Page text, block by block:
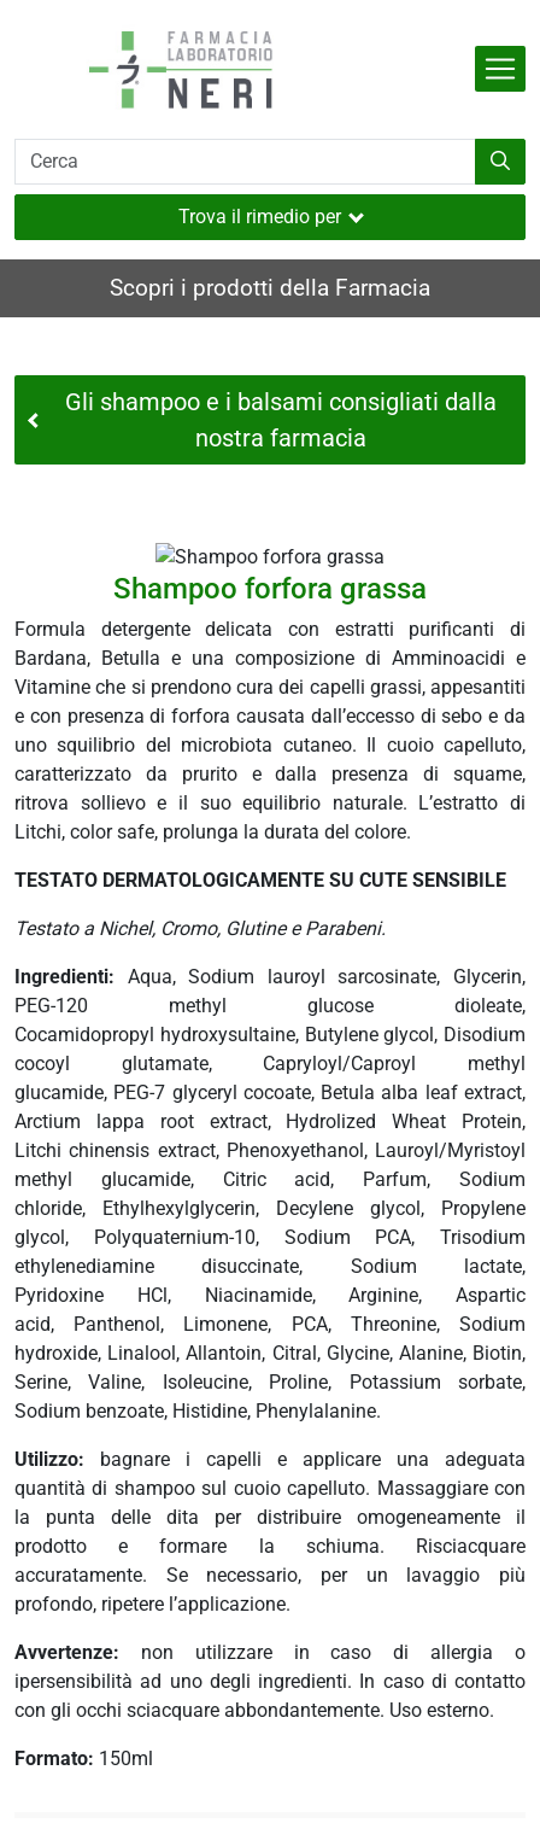
Trova il rimedio per
Scopri i prodotti della Farmacia
insetti
muscoli
fisico
Gli shampoo e i balsami consigliati dalla
nostra farmacia
Shampoo forfora grassa
Formula detergente delicata con estratti purificanti di
Bardana, Betulla e una composizione di Amminoacidi e
Vitamine che si prendono cura dei capelli grassi, appesantiti
e con presenza di forfora causata dall’eccesso di sebo e da
uno squilibrio del microbiota cutaneo. Il cuoio capelluto,
caratterizzato da prurito e dalla presenza di squame,
ritrova sollievo e il suo equilibrio naturale. L’estratto di
Litchi, color safe, prolunga la durata del colore.
TESTATO DERMATOLOGICAMENTE SU CUTE SENSIBILE
Testato a Nichel, Cromo, Glutine e Parabeni.
Ingredienti: Aqua, Sodium lauroyl sarcosinate, Glycerin,
PEG-120 methyl glucose dioleate,
Cocamidopropyl hydroxysultaine, Butylene glycol, Disodium
cocoyl glutamate, Capryloyl/Caproyl methyl
glucamide, PEG-7 glyceryl cocoate, Betula alba leaf extract,
Arctium lappa root extract, Hydrolized Wheat Protein,
Litchi chinensis extract, Phenoxyethanol, Lauroyl/Myristoyl
methyl glucamide, Citric acid, Parfum, Sodium
chloride, Ethylhexylglycerin, Decylene glycol, Propylene
glycol, Polyquaternium-10, Sodium PCA, Trisodium
ethylenediamine disuccinate, Sodium lactate,
Pyridoxine HCl, Niacinamide, Arginine, Aspartic
acid, Panthenol, Limonene, PCA, Threonine, Sodium
hydroxide, Linalool, Allantoin, Citral, Glycine, Alanine, Biotin,
Serine, Valine, Isoleucine, Proline, Potassium sorbate,
Sodium benzoate, Histidine, Phenylalanine.
Utilizzo: bagnare i capelli e applicare una adeguata
quantità di shampoo sul cuoio capelluto. Massaggiare con
la punta delle dita per distribuire omogeneamente il
prodotto e formare la schiuma. Risciacquare
accuratamente. Se necessario, per un lavaggio più
profondo, ripetere l’applicazione.
Avvertenze: non utilizzare in caso di allergia o
ipersensibilità ad uno degli ingredienti. In caso di contatto
con gli occhi sciacquare abbondantemente. Uso esterno.
Formato: 150ml